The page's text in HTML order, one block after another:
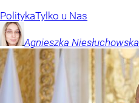
PolitykaTylko u Nas
Agnieszka Niesłuchowska